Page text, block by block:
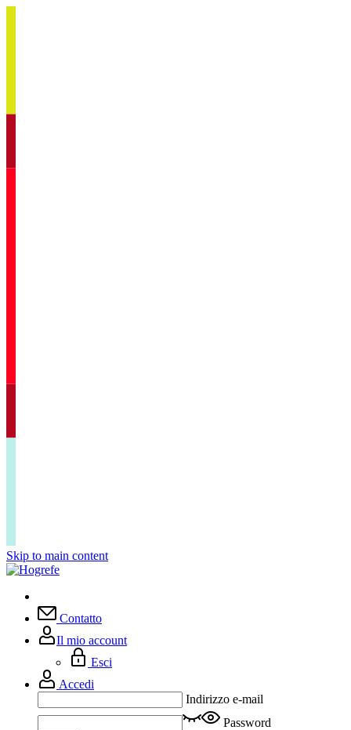
Skip to main content
Contatto
Il mio account
Esci
Accedi
Indirizzo e-mail
Password